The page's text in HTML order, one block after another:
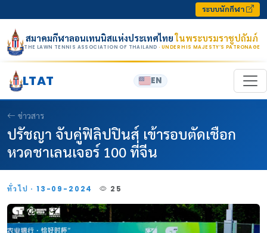
ระบบนักกีฬา
สมาคมกีฬาลอนเทนนิสแห่งประเทศไทยในพระบรมราชูปถัมภ์
THE LAWN TENNIS ASSOCIATION OF THAILAND · UNDER HIS MAJESTY’S PATRONAGE
LTAT EN
ข่าวสาร
ปรัชญา จับคู่ฟิลิปปินส์ เข้ารอบตัดเชือก
หวดชาเลนเจอร์ 100 ที่จีน
ทั่วไป · 13-09-2024 25